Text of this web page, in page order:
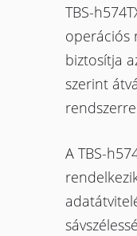
TBS-
operációs
biztosítja
szerint
A TBS-